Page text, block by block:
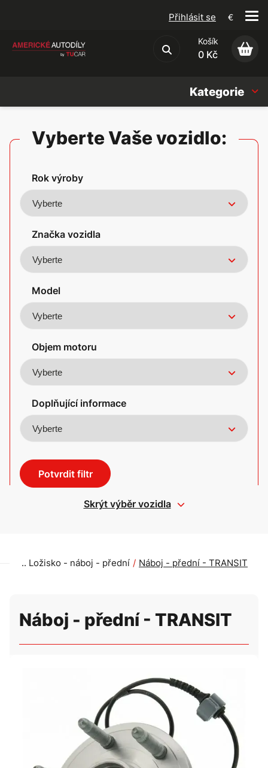
Obchodní podmínky
Přihlásit se €
Košík
0 Kč
Kategorie
Americké vozy
Vyberte Vaše vozidlo:
Rok výroby
Značka vozidla
Model
Objem motoru
Doplňující informace
Potvrdit filtr
Skrýt výběr vozidla
Ložisko - náboj - přední Náboj - přední - TRANSIT
Náboj - přední - TRANSIT